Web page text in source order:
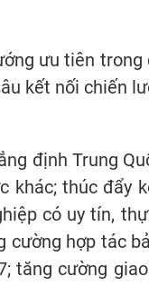
ưu tiên
kết nối chiến
định Trung
thúc đẩy
có uy tín,
hợp tác
tăng cường